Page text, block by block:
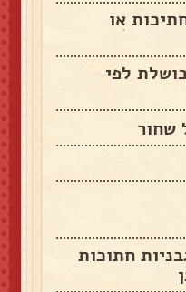
או
לפי
חתוכות